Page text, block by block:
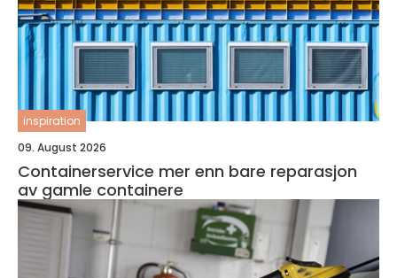
inspiration
09. August 2026
Containerservice mer enn bare reparasjon
av gamle containere